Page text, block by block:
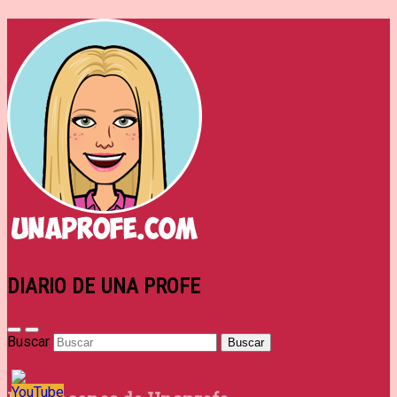
DIARIO DE UNA PROFE
Buscar